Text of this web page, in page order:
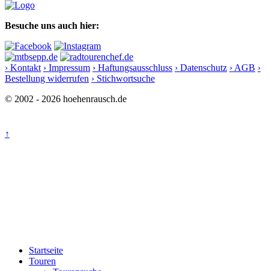
Besuche uns auch hier:
› Kontakt › Impressum › Haftungsausschluss › Datenschutz › AGB ›
Bestellung widerrufen › Stichwortsuche
© 2002 - 2026 hoehenrausch.de
↑
Startseite
Touren